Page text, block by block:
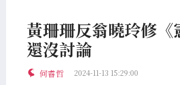
黃珊珊反翁曉玲修
還沒討論
何睿哲 2024-11-13 15:29:00